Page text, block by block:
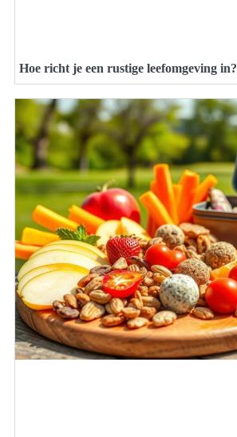
Hoe richt je een rustige leefomgeving in?